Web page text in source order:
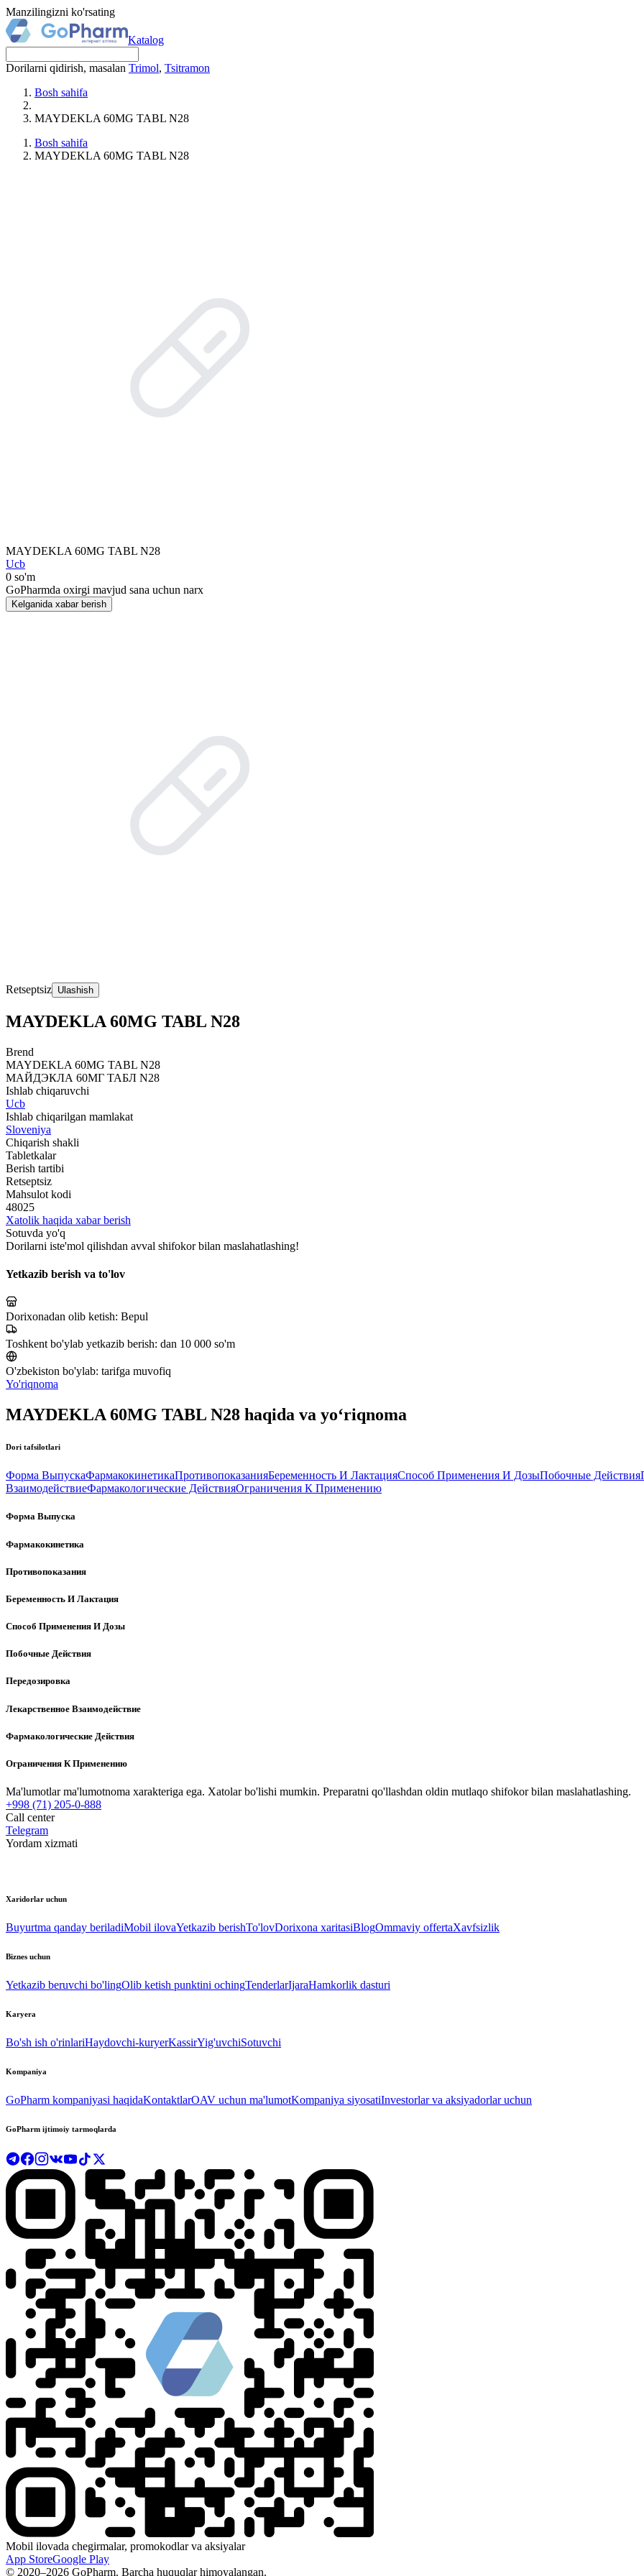
Manzilingizni ko'rsating
Katalog
Dorilarni qidirish, masalan Trimol, Tsitramon
Bosh sahifa
MAYDEKLA 60MG TABL N28
Bosh sahifa
MAYDEKLA 60MG TABL N28
MAYDEKLA 60MG TABL N28
Ucb
0 so'm
GoPharmda oxirgi mavjud sana uchun narx
Kelganida xabar berish
Retseptsiz Ulashish
MAYDEKLA 60MG TABL N28
Brend
MAYDEKLA 60MG TABL N28
МАЙДЭКЛА 60МГ ТАБЛ N28
Ishlab chiqaruvchi
Ucb
Ishlab chiqarilgan mamlakat
Sloveniya
Chiqarish shakli
Tabletkalar
Berish tartibi
Retseptsiz
Mahsulot kodi
48025
Xatolik haqida xabar berish
Sotuvda yo'q
Dorilarni iste'mol qilishdan avval shifokor bilan maslahatlashing!
Yetkazib berish va to'lov
Dorixonadan olib ketish: Bepul
Toshkent bo'ylab yetkazib berish: dan 10 000 so'm
O'zbekiston bo'ylab: tarifga muvofiq
Yo'riqnoma
MAYDEKLA 60MG TABL N28 haqida va yo‘riqnoma
Dori tafsilotlari
Форма ВыпускаФармакокинетикаПротивопоказанияБеременность И ЛактацияСпособ Применения И ДозыПобочные Действия
ВзаимодействиеФармакологические ДействияОграничения К Применению
Форма Выпуска
Фармакокинетика
Противопоказания
Беременность И Лактация
Способ Применения И Дозы
Побочные Действия
Передозировка
Лекарственное Взаимодействие
Фармакологические Действия
Ограничения К Применению
Ma'lumotlar ma'lumotnoma xarakteriga ega. Xatolar bo'lishi mumkin. Preparatni qo'llashdan oldin mutlaqo shifokor bilan maslahatlashing.
+998 (71) 205-0-888
Call center
Telegram
Yordam xizmati
Xaridorlar uchun
Buyurtma qanday beriladiMobil ilovaYetkazib berishTo'lovDorixona xaritasiBlogOmmaviy offertaXavfsizlik
Biznes uchun
Yetkazib beruvchi bo'lingOlib ketish punktini ochingTenderlarIjaraHamkorlik dasturi
Karyera
Bo'sh ish o'rinlariHaydovchi-kuryerKassirYig'uvchiSotuvchi
Kompaniya
GoPharm kompaniyasi haqidaKontaktlarOAV uchun ma'lumotKompaniya siyosatiInvestorlar va aksiyadorlar uchun
GoPharm ijtimoiy tarmoqlarda
Mobil ilovada chegirmalar, promokodlar va aksiyalar
App StoreGoogle Play
© 2020–2026 GoPharm. Barcha huquqlar himoyalangan.